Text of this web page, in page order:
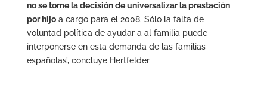
no se tome la decisión de universalizar la prestación
por hijoa cargo para el 2008. Sólo la falta de
voluntad política de ayudar a al familia puede
interponerse en esta demanda de las familias
españolas’, concluye Hertfelder